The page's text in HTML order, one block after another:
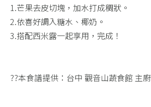
1.芒果去皮切塊，加水打成稠狀。​
2.依喜好調入糖水、椰奶。​
3.搭配西米露一起享用，完成！​
??本食譜提供：台中 觀音山蔬食館 主